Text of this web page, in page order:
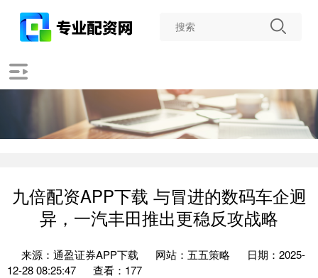
九倍配资APP下载 与冒进的数码车企迥
异，一汽丰田推出更稳反攻战略
来源：通盈证券APP下载 网站：五五策略
日期：2025-
12-28 08:25:47
查看：177